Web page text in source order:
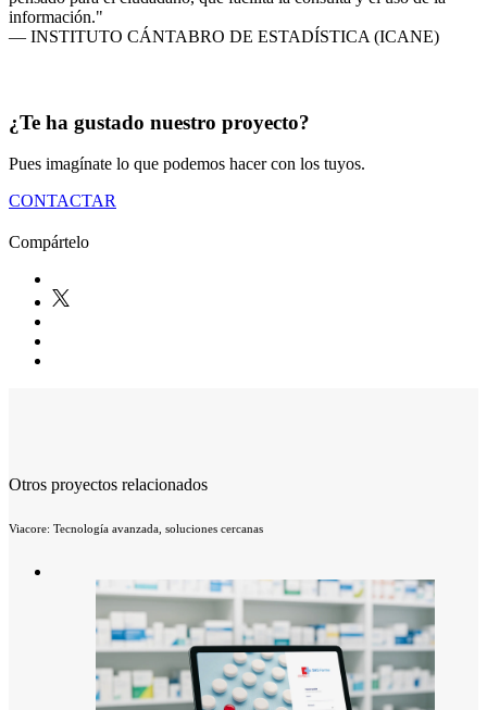
información."
— INSTITUTO CÁNTABRO DE ESTADÍSTICA (ICANE)
¿Te ha gustado nuestro proyecto?
Pues imagínate lo que podemos hacer con los tuyos.
CONTACTAR
Compártelo
Otros proyectos relacionados
Viacore: Tecnología avanzada, soluciones cercanas